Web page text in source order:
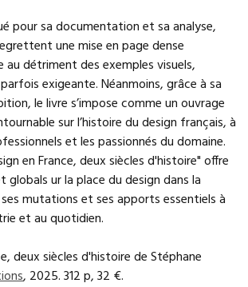
pour sa documentation et sa analyse,
une mise en page dense
détriment des exemples visuels,
exigeante. Néanmoins, grâce à sa
le livre s’impose comme un ouvrage
sur l’histoire du design français, à
et les passionnés du domaine.
en France, deux siècles d'histoire" offre
globals ur la place du design dans la
mutations et ses apports essentiels à
et au quotidien.
deux siècles d'histoire de Stéphane
, 2025. 312 p, 32 €.